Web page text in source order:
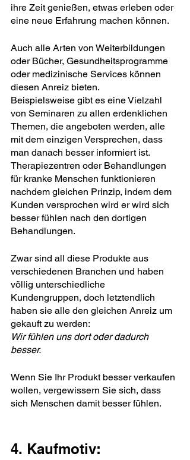
ihre Zeit genießen, etwas erleben oder
eine neue Erfahrung machen können.
Auch alle Arten von Weiterbildungen
oder Bücher, Gesundheitsprogramme
oder medizinische Services können
diesen Anreiz bieten.
Beispielsweise gibt es eine Vielzahl
von Seminaren zu allen erdenklichen
Themen, die angeboten werden, alle
mit dem einzigen Versprechen, dass
man danach besser informiert ist.
Therapiezentren oder Behandlungen
für kranke Menschen funktionieren
nachdem gleichen Prinzip, indem dem
Kunden versprochen wird er wird sich
besser fühlen nach den dortigen
Behandlungen.
Zwar sind all diese Produkte aus
verschiedenen Branchen und haben
völlig unterschiedliche
Kundengruppen, doch letztendlich
haben sie alle den gleichen Anreiz um
gekauft zu werden:
Wir fühlen uns dort oder dadurch
besser.
Wenn Sie Ihr Produkt besser verkaufen
wollen, vergewissern Sie sich, dass
sich Menschen damit besser fühlen.
4. Kaufmotiv: